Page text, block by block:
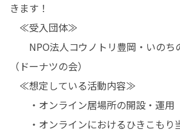
きます！
≪受入団体≫
NPO法人コウノトリ豊岡・いのち
（ドーナツの会）
≪想定している活動内容≫
・オンライン居場所の開設・運用
・オンラインにおけるひきこもり